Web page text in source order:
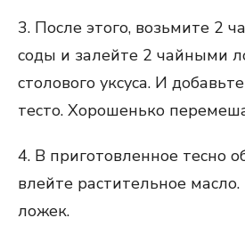
3. После этого, возьмите 2
соды и залейте 2 чайными
столового уксуса. И
тесто. Хорошенько
4. В приготовленное тесно
влейте растительное
ложек.